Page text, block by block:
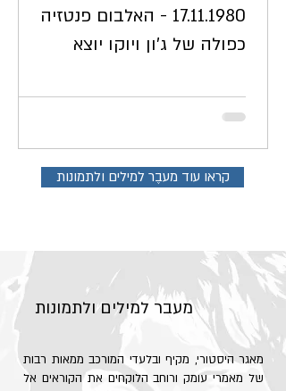
17.11.1980 - האלבום פנטזיה
כפולה של ג'ון ויוקו יוצא
קראו עוד מעבֶר למילים ולתמונות
מעבר למילים ולתמונות
מאגר היסטורי, מקיף ובלעדי המורכב ממאות רבות
של מאמרי עומק ורוחב הלוקחים את הקוראים אל